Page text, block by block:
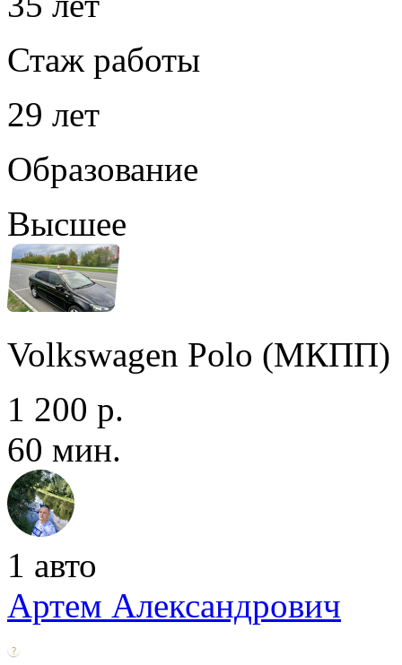
Стаж работы
29 лет
Образование
Высшее
Volkswagen Polo (МКПП)
1 200 р.
60 мин.
1 авто
Артем Александрович